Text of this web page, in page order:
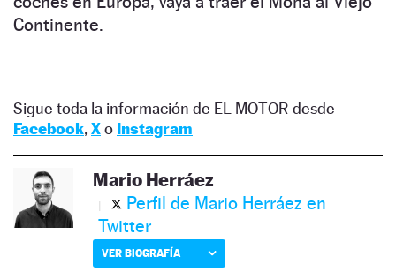
Continente.
Sigue toda la información de EL MOTOR desde
Facebook, Xo Instagram
Mario Herráez
Perfil de Mario Herráez en
Twitter
VER BIOGRAFÍA